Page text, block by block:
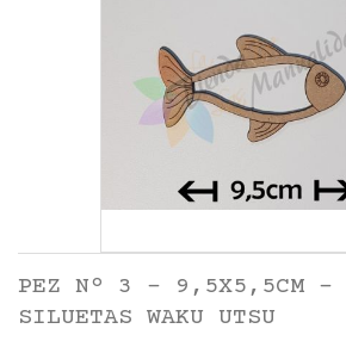
PEZ Nº 3 - 9,5X5,5CM -
SILUETAS WAKU UTSU